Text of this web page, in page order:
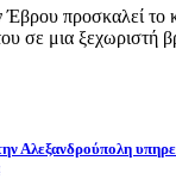
προσκαλεί το
σε μια ξεχωριστή
Αλεξανδρούπολη